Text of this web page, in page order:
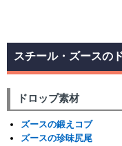
スチール・ズースの
ドロップ素材
ズースの鍛えコブ
ズースの珍味尻尾